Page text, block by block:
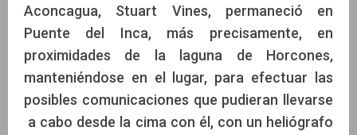
Aconcagua, Stuart Vines, permaneció en
Puente del Inca, más precisamente, en
proximidades de la laguna de Horcones,
manteniéndose en el lugar, para efectuar las
posibles comunicaciones que pudieran llevarse
a cabo desde la cima con él, con un heliógrafo